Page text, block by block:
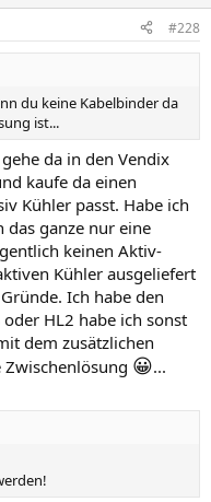
#228
du keine Kabelbinder da
ist...
da in den Vendix
kaufe da einen
Kühler passt. Habe ich
das ganze nur eine
keinen Aktiv-
Kühler ausgeliefert
Ich habe den
HL2 habe ich sonst
dem zusätzlichen
😀...